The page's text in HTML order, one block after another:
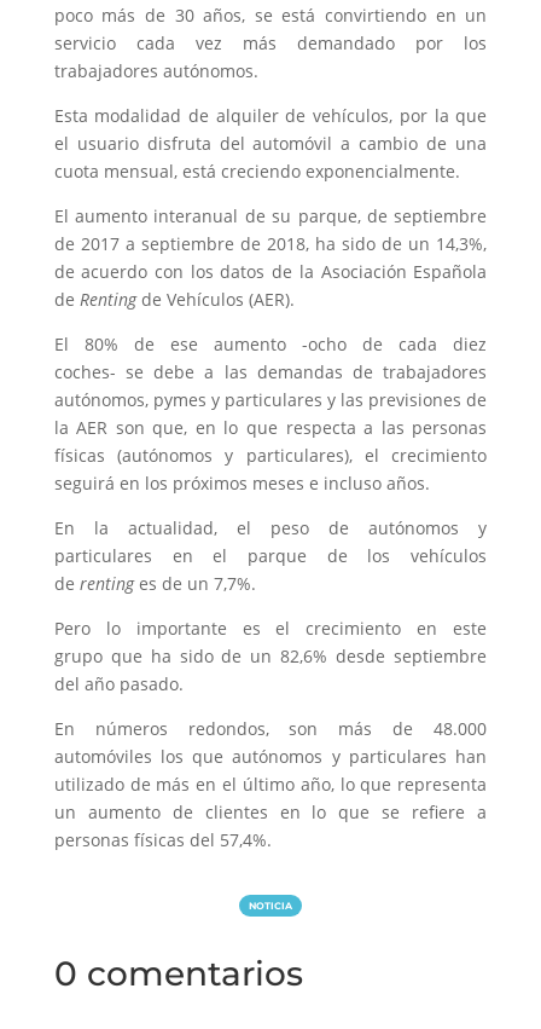
poco más de 30 años, se está convirtiendo en un
servicio cada vez más demandado por los
trabajadores autónomos.
Esta modalidad de alquiler de vehículos, por la que
el usuario disfruta del automóvil a cambio de una
cuota mensual, está creciendo exponencialmente.
El aumento interanual de su parque, de septiembre
de 2017 a septiembre de 2018, ha sido de un 14,3%,
de acuerdo con los datos de la Asociación Española
de Rentingde Vehículos (AER).
El 80% de ese aumento -ocho de cada diez
coches- se debe a las demandas de trabajadores
autónomos, pymes y particulares y las previsiones de
la AER son que, en lo que respecta a las personas
físicas (autónomos y particulares), el crecimiento
seguirá en los próximos meses e incluso años.
En la actualidad, el peso de autónomos y
particulares en el parque de los vehículos
de rentinges de un 7,7%.
Pero lo importante es el crecimiento en este
grupo que ha sido de un 82,6% desde septiembre
del año pasado.
En números redondos, son más de 48.000
automóviles los que autónomos y particulares han
utilizado de más en el último año, lo que representa
un aumento de clientes en lo que se refiere a
personas físicas del 57,4%.
NOTICIA
0 comentarios